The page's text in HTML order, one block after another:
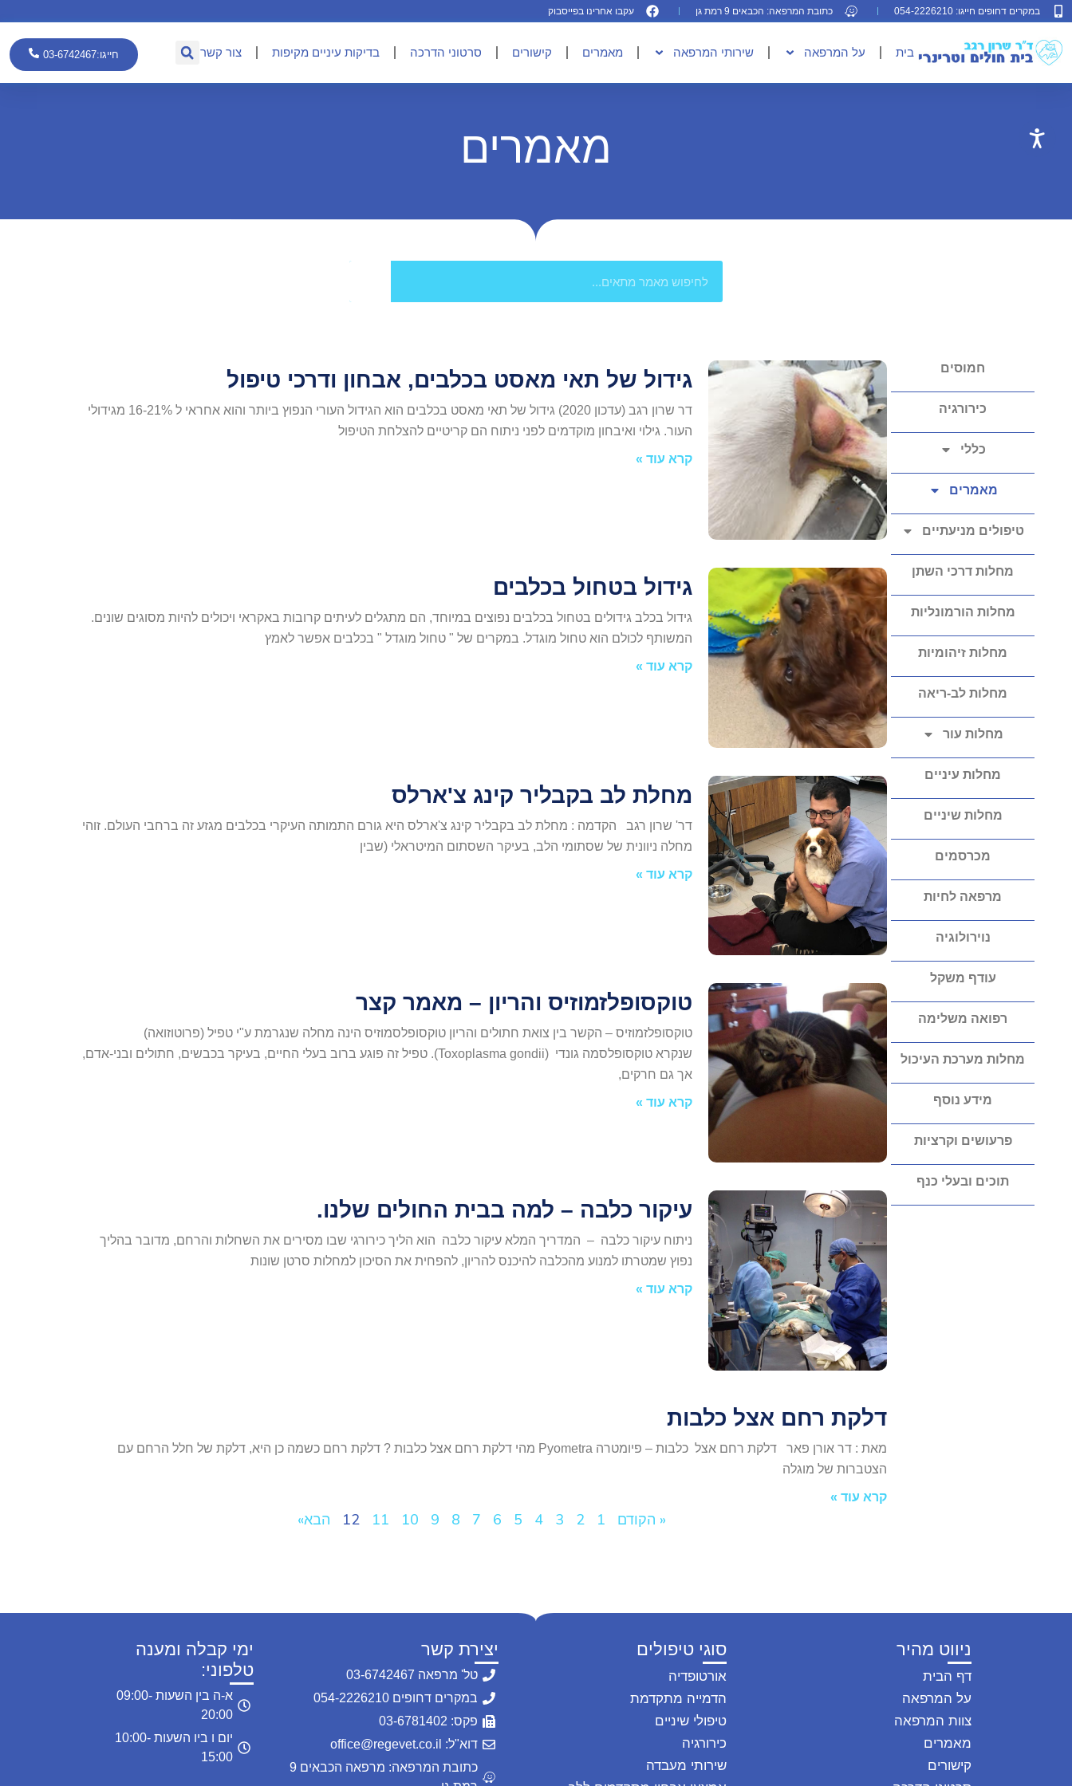
במקרים דחופים חייגו: 054-2226210 כתובת המרפאה: הכבאים 9 רמת גן עקבו אחרינו בפייסבוק
בית על המרפאה שירותי המרפאה מאמרים קישורים סרטוני הדרכה בדיקות עיניים מקיפות צור קשר חייגו:03-6742467
מאמרים
חמוסים
כירורגיה
כללי
מאמרים
טיפולים מניעתיים
מחלות דרכי השתן
מחלות הורמונליות
מחלות זיהומיות
מחלות לב-ריאה
מחלות עור
מחלות עיניים
מחלות שיניים
מכרסמים
מרפאה לחיות
נוירולוגיה
עודף משקל
רפואה משלימה
מחלות מערכת העיכול
מידע נוסף
פרעושים וקרציות
תוכים ובעלי כנף
גידול של תאי מאסט בכלבים, אבחון ודרכי טיפול
דר שרון רגב (עדכון 2020) גידול של תאי מאסט בכלבים הוא הגידול העורי הנפוץ ביותר והוא אחראי ל 16-21% מגידולי
העור. גילוי ואיבחון מוקדמים לפני ניתוח הם קריטיים להצלחת הטיפול
קרא עוד »
גידול בטחול בכלבים
גידול בכלב גידולים בטחול בכלבים נפוצים במיוחד, הם מתגלים לעיתים קרובות באקראי ויכולים להיות מסוגים שונים.
המשותף לכולם הוא טחול מוגדל. במקרים של " טחול מוגדל " בכלבים אפשר לאמץ
קרא עוד »
מחלת לב בקבליר קינג צ'ארלס
דר' שרון רגב הקדמה : מחלת לב בקבליר קינג צ'ארלס היא גורם התמותה העיקרי בכלבים מגזע זה ברחבי העולם. זוהי
מחלה ניוונית של שסתומי הלב, בעיקר השסתום המיטראלי (שבין
קרא עוד »
טוקסופלזמוזיס והריון – מאמר קצר
טוקסופלזמוזיס – הקשר בין צואת חתולים והריון טוקסופלסמוזיס הינה מחלה שנגרמת ע"י טפיל (פרוטוזואה)
שנקרא טוקסופלסמה גונדי (Toxoplasma gondii). טפיל זה פוגע ברוב בעלי החיים, בעיקר בכבשים, חתולים ובני-אדם,
אך גם חרקים,
קרא עוד »
עיקור כלבה – למה בבית החולים שלנו.
ניתוח עיקור כלבה – המדריך המלא עיקור כלבה הוא הליך כירורגי שבו מסירים את השחלות והרחם, מדובר בהליך
נפוץ שמטרתו למנוע מהכלבה להיכנס להריון, להפחית את הסיכון למחלות סרטן שונות
קרא עוד »
דלקת רחם אצל כלבות
מאת : דר אורן פאר דלקת רחם אצל כלבות – פיומטרה Pyometra מהי דלקת רחם אצל כלבות ? דלקת רחם כשמה כן היא, דלקת של חלל הרחם עם
הצטברות של מוגלה
קרא עוד »
« הקודם 1
2
3
4
5
6
7
8
9
10
11
12 הבא»
ניווט מהיר
דף הבית
על המרפאה
צוות המרפאה
מאמרים
קישורים
סוגי טיפולים
אורטופדיה
הדמייה מתקדמת
טיפולי שיניים
כירורגיה
שירותי מעבדה
יצירת קשר
טל' מרפאה 03-6742467
במקרים דחופים 054-2226210
פקס: 03-6781402
דוא"ל: office@regevet.co.il
כתובת המרפאה: מרפאה הכבאים 9
ימי קבלה ומענה
טלפוני:
א-ה בין השעות 09:00-
20:00
יום ו ביו השעות 10:00-
15:00